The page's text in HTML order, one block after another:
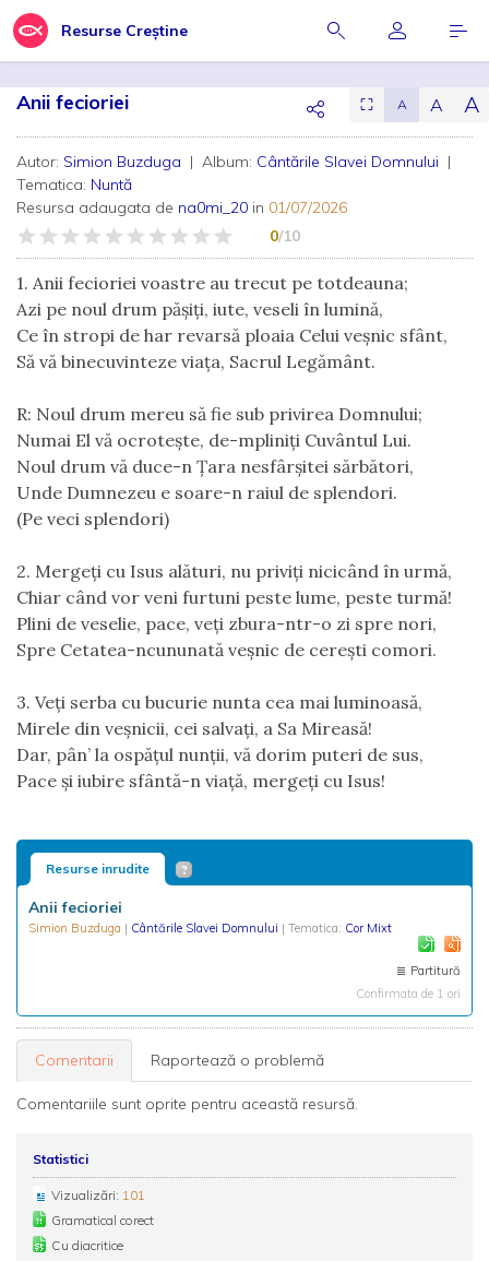
Resurse Creștine
Anii fecioriei ⛶ A A A
Autor: Simion Buzduga | Album: Cântările Slavei Domnului |
Tematica: Nuntă
Resursa adaugata de na0mi_20 in 01/07/2026
0/10
1. Anii fecioriei voastre au trecut pe totdeauna;
Azi pe noul drum păşiţi, iute, veseli în lumină,
Ce în stropi de har revarsă ploaia Celui veşnic sfânt,
Să vă binecuvinteze viaţa, Sacrul Legământ.
R: Noul drum mereu să fie sub privirea Domnului;
Numai El vă ocroteşte, de-mpliniţi Cuvântul Lui.
Noul drum vă duce-n Ţara nesfârşitei sărbători,
Unde Dumnezeu e soare-n raiul de splendori.
(Pe veci splendori)
2. Mergeţi cu Isus alături, nu priviţi nicicând în urmă,
Chiar când vor veni furtuni peste lume, peste turmă!
Plini de veselie, pace, veţi zbura-ntr-o zi spre nori,
Spre Cetatea-ncununată veşnic de cereşti comori.
3. Veţi serba cu bucurie nunta cea mai luminoasă,
Mirele din veşnicii, cei salvaţi, a Sa Mireasă!
Dar, pân’ la ospăţul nunţii, vă dorim puteri de sus,
Pace şi iubire sfântă-n viaţă, mergeţi cu Isus!
Resurse inrudite
Anii fecioriei
Simion Buzduga | Cântările Slavei Domnului | Tematica: Cor Mixt
Partitură
Confirmata de 1 ori
Comentarii Raportează o problemă
Comentariile sunt oprite pentru această resursă.
Statistici
Vizualizări: 101
Gramatical corect
Cu diacritice